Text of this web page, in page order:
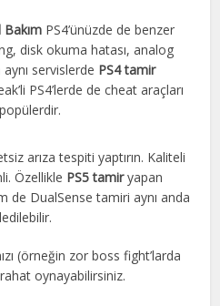
PS4’ünüzde de benzer
disk okuma hatası, analog
aynı servislerde PS4 tamir
PS4’lerde de cheat araçları
popülerdir.
arıza tespiti yaptırın. Kaliteli
Özellikle PS5 tamiryapan
de DualSense tamiri aynı anda
(örneğin zor boss fight’larda
oynayabilirsiniz.